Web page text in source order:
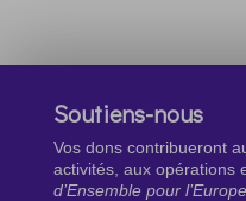
Soutiens-nous
Vos dons contribueront
activités, aux opérations
d’Ensemble pour l’Europe.